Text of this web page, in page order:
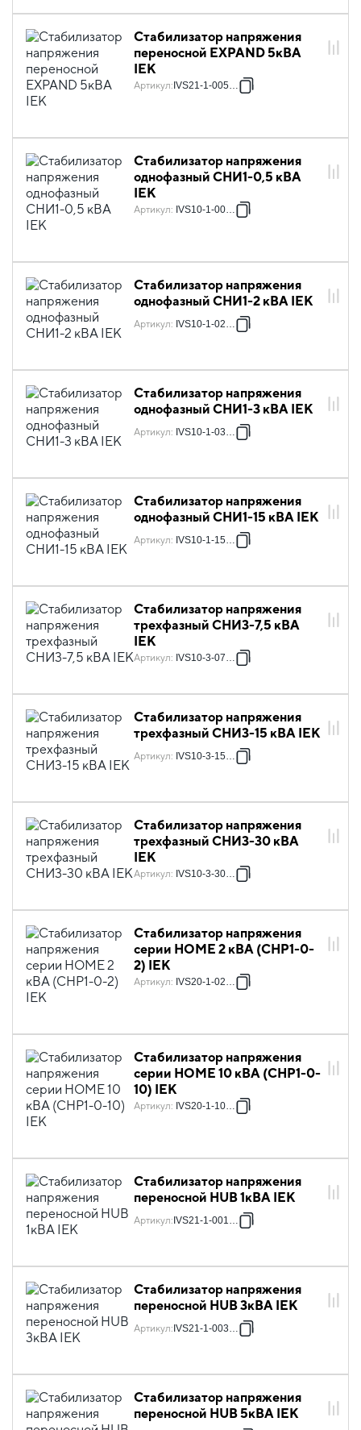
Стабилизатор напряжения
переносной EXPAND 5кВА
IEK
Артикул: IVS21-1-005-11
Стабилизатор напряжения
однофазный СНИ1-0,5 кВА
IEK
Артикул: IVS10-1-00500
Стабилизатор напряжения
однофазный СНИ1-2 кВА IEK
Артикул: IVS10-1-02000
Стабилизатор напряжения
однофазный СНИ1-3 кВА IEK
Артикул: IVS10-1-03000
Стабилизатор напряжения
однофазный СНИ1-15 кВА IEK
Артикул: IVS10-1-15000
Стабилизатор напряжения
трехфазный СНИ3-7,5 кВА
IEK
Артикул: IVS10-3-07500
Стабилизатор напряжения
трехфазный СНИ3-15 кВА IEK
Артикул: IVS10-3-15000
Стабилизатор напряжения
трехфазный СНИ3-30 кВА
IEK
Артикул: IVS10-3-30000
Стабилизатор напряжения
серии HOME 2 кВА (СНР1-0-
2) IEK
Артикул: IVS20-1-02000
Стабилизатор напряжения
серии HOME 10 кВА (СНР1-0-
10) IEK
Артикул: IVS20-1-10000
Стабилизатор напряжения
переносной HUB 1кВА IEK
Артикул: IVS21-1-001-13
Стабилизатор напряжения
переносной HUB 3кВА IEK
Артикул: IVS21-1-003-13
Стабилизатор напряжения
переносной HUB 5кВА IEK